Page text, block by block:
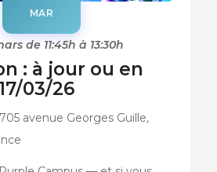
MAR
de 11:45h à 13:30h
: à jour ou en
03/26
705 avenue Georges Guille,